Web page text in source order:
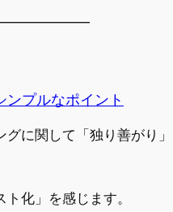
ンプルなポイント
に関して「独り善がり
化」を感じます。